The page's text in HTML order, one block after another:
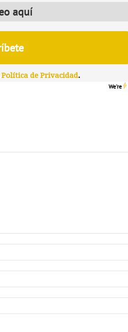
Política de Privacidad.
We're